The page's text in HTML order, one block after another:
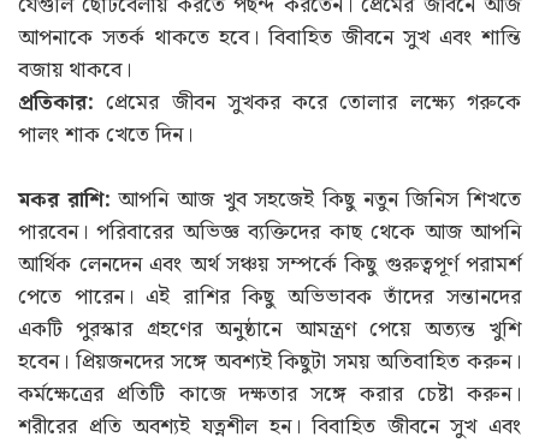
আপনাকে সতর্ক থাকতে হবে। বিবাহিত জীবনে সুখ এবং শান্তি
বজায় থাকবে।
প্রতিকার: প্রেমের জীবন সুখকর করে তোলার লক্ষ্যে গরুকে
পালং শাক খেতে দিন।
মকর রাশি: আপনি আজ খুব সহজেই কিছু নতুন জিনিস শিখতে
পারবেন। পরিবারের অভিজ্ঞ ব্যক্তিদের কাছ থেকে আজ আপনি
আর্থিক লেনদেন এবং অর্থ সঞ্চয় সম্পর্কে কিছু গুরুত্বপূর্ণ পরামর্শ
পেতে পারেন। এই রাশির কিছু অভিভাবক তাঁদের সন্তানদের
একটি পুরস্কার গ্রহণের অনুষ্ঠানে আমন্ত্রণ পেয়ে অত্যন্ত খুশি
হবেন। প্রিয়জনদের সঙ্গে অবশ্যই কিছুটা সময় অতিবাহিত করুন।
কর্মক্ষেত্রের প্রতিটি কাজে দক্ষতার সঙ্গে করার চেষ্টা করুন।
শরীরের প্রতি অবশ্যই যত্নশীল হন। বিবাহিত জীবনে সুখ এবং